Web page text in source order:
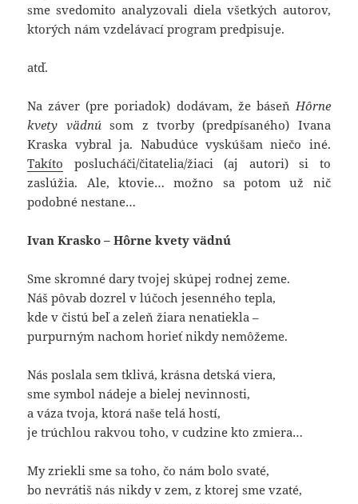
sme svedomito analyzovali diela všetkých autorov,
ktorých nám vzdelávací program predpisuje.
atď.
Na záver (pre poriadok) dodávam, že báseňHôrne
kvety vädnúsom z tvorby (predpísaného) Ivana
Kraska vybral ja. Nabudúce vyskúšam niečo iné.
Takíto poslucháči/čitatelia/žiaci (aj autori) si to
zaslúžia. Ale, ktovie… možno sa potom už nič
podobné nestane…
Ivan Krasko – Hôrne kvety vädnú
Sme skromné dary tvojej skúpej rodnej zeme.
Náš pôvab dozrel v lúčoch jesenného tepla,
kde v čistú beľ a zeleň žiara nenatiekla –
purpurným nachom horieť nikdy nemôžeme.
Nás poslala sem tklivá, krásna detská viera,
sme symbol nádeje a bielej nevinnosti,
a váza tvoja, ktorá naše telá hostí,
je trúchlou rakvou toho, v cudzine kto zmiera…
My zriekli sme sa toho, čo nám bolo svaté,
bo nevrátiš nás nikdy v zem, z ktorej sme vzaté,